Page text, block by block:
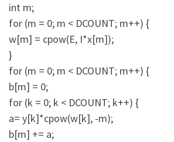
int m;
for (m = 0; m < DCOUNT; m++) {
w[m] = cpow(E, I*x[m]);
}
for (m = 0; m < DCOUNT; m++) {
b[m] = 0;
for (k = 0; k < DCOUNT; k++) {
a= y[k]*cpow(w[k], -m);
b[m] += a;